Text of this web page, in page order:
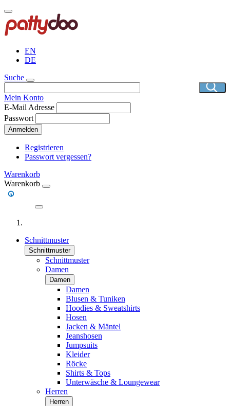
Direkt
zum
Inhalt
EN
DE
Suche
Mein Konto
E-Mail Adresse
Passwort
Anmelden
Registrieren
Passwort vergessen?
Warenkorb
Warenkorb
Schnittmuster
Schnittmuster
Schnittmuster
Damen
Damen
Damen
Blusen & Tuniken
Hoodies & Sweatshirts
Hosen
Jacken & Mäntel
Jeanshosen
Jumpsuits
Kleider
Röcke
Shirts & Tops
Unterwäsche & Loungewear
Herren
Herren